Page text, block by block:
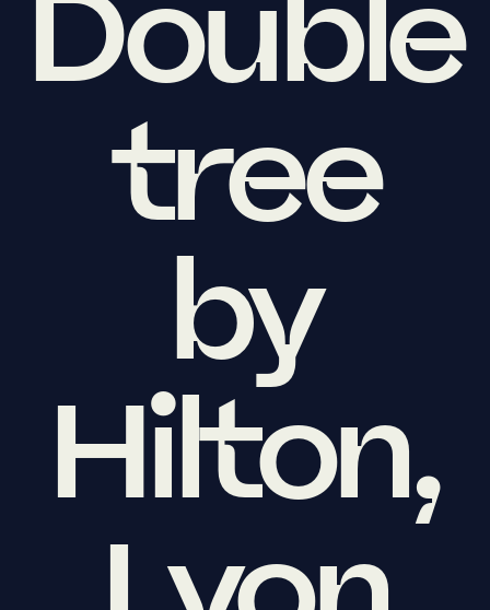
Double
tree
by
Hilton,